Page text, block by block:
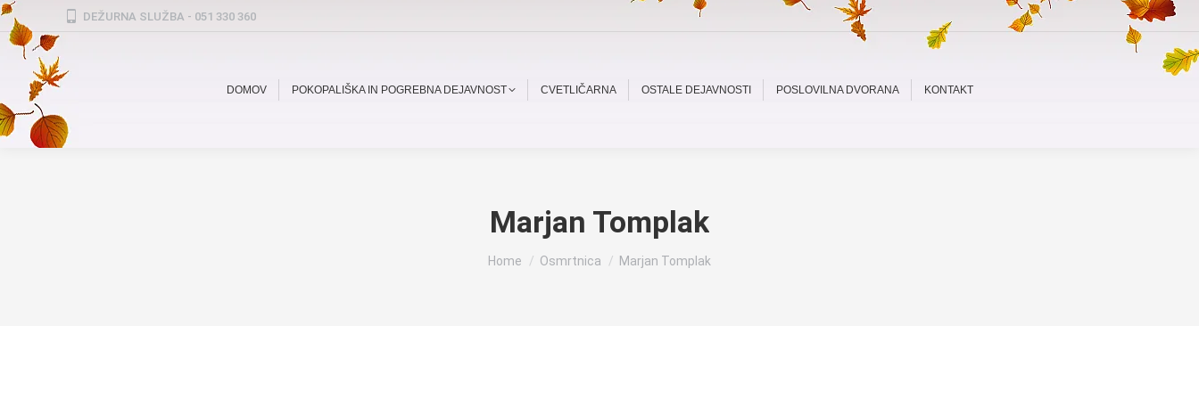
DEŽURNA SLUŽBA - 051 330 360
DOMOV POKOPALIŠKA IN POGREBNA DEJAVNOST CVETLIČARNA OSTALE DEJAVNOSTI POSLOVILNA DVORANA KONTAKT
Marjan Tomplak
You are here:
Home Osmrtnica Marjan Tomplak